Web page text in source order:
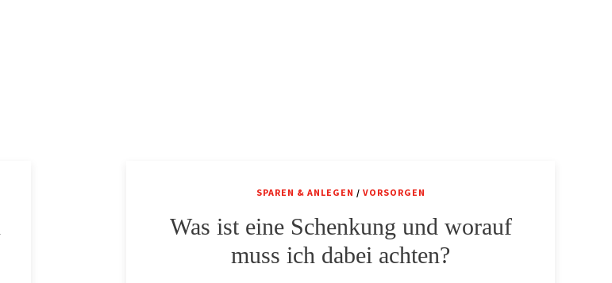
SPAREN & ANLEGEN / VORSORGEN
Was ist eine Schenkung und worauf
muss ich dabei achten?